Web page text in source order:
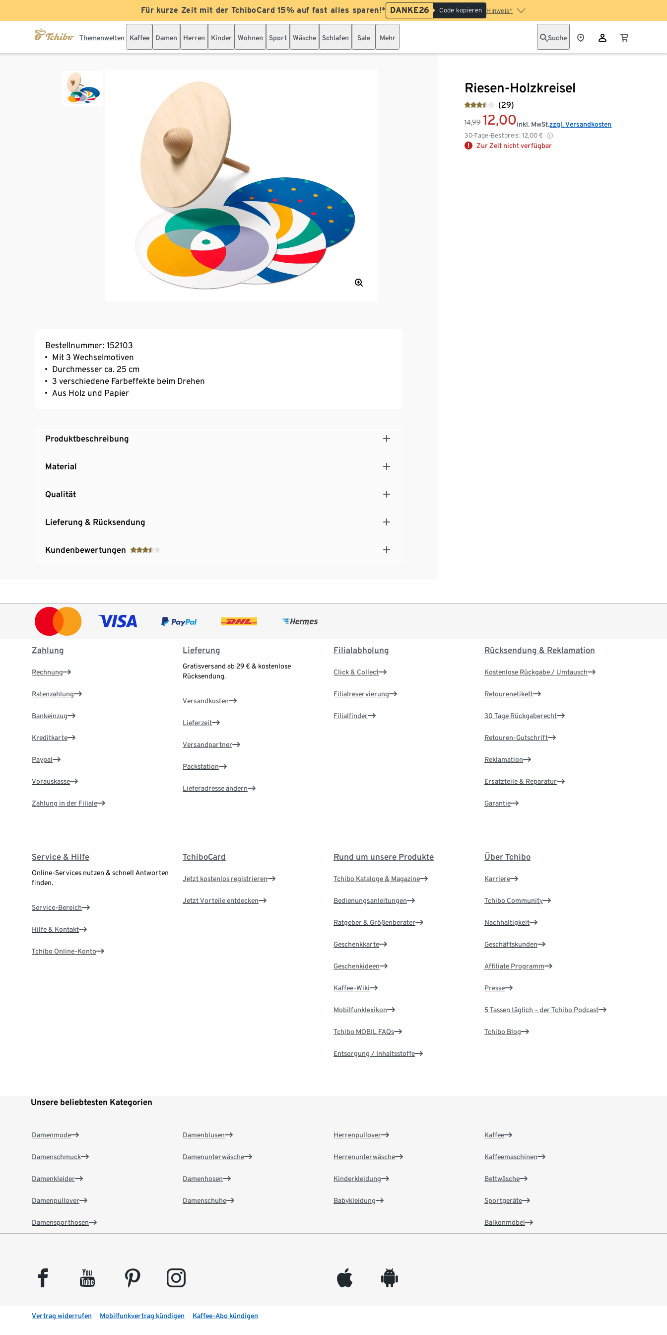
Für kurze Zeit mit der TchiboCard 15% auf fast alles sparen!* DANKE26 Code kopieren Hinweis*
Themenwelten Kaffee Damen Herren Kinder Wohnen Sport Wäsche Schlafen Sale Mehr Suche
Riesen-Holzkreisel
(29)
14,99 12,00
30-Tage-Bestpreis: 12,00 €
inkl. MwSt.zzgl. Versandkosten
Zur Zeit nicht verfügbar
Bestellnummer: 152103
Mit 3 Wechselmotiven
Durchmesser ca. 25 cm
3 verschiedene Farbeffekte beim Drehen
Aus Holz und Papier
Produktbeschreibung
Material
Qualität
Lieferung & Rücksendung
Kundenbewertungen
Zahlung
Rechnung
Ratenzahlung
Bankeinzug
Kreditkarte
Paypal
Vorauskasse
Zahlung in der Filiale
Lieferung
Gratisversand ab 29 € & kostenlose
Rücksendung.
Versandkosten
Lieferzeit
Versandpartner
Packstation
Lieferadresse ändern
Filialabholung
Click & Collect
Filialreservierung
Filialfinder
Rücksendung & Reklamation
Kostenlose Rückgabe / Umtausch
Retourenetikett
30 Tage Rückgaberecht
Retouren-Gutschrift
Reklamation
Ersatzteile & Reparatur
Garantie
Service & Hilfe
Online-Services nutzen & schnell Antworten
finden.
Service-Bereich
Hilfe & Kontakt
Tchibo Online-Konto
TchiboCard
Jetzt kostenlos registrieren
Jetzt Vorteile entdecken
Rund um unsere Produkte
Tchibo Kataloge & Magazine
Bedienungsanleitungen
Ratgeber & Größenberater
Geschenkkarte
Geschenkideen
Kaffee-Wiki
Mobilfunklexikon
Tchibo MOBIL FAQs
Entsorgung / Inhaltsstoffe
Über Tchibo
Karriere
Tchibo Community
Nachhaltigkeit
Geschäftskunden
Affiliate Programm
Presse
5 Tassen täglich – der Tchibo Podcast
Tchibo Blog
Unsere beliebtesten Kategorien
Damenmode
Damenschmuck
Damenkleider
Damenpullover
Damensporthosen
Damenblusen
Damenunterwäsche
Damenhosen
Damenschuhe
Herrenpullover
Herrenunterwäsche
Kinderkleidung
Babykleidung
Kaffee
Kaffeemaschinen
Bettwäsche
Sportgeräte
Balkonmöbel
facebook youtube pinterest instagram appleinc android
Vertrag widerrufen Mobilfunkvertrag kündigen Kaffee-Abo kündigen